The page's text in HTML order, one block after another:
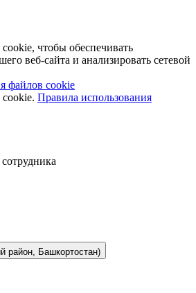
чтобы обеспечивать
веб-сайта и анализировать сетевой
файлов cookie
Правила использования
район, Башкортостан)